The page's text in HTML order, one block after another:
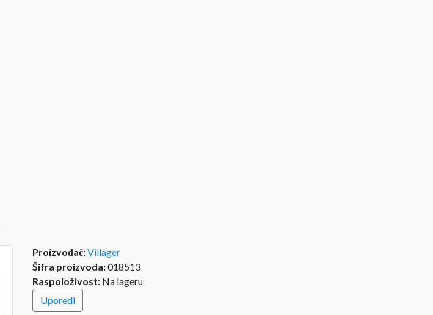
Proizvođač:Villager
Šifra proizvoda:018513
Raspoloživost: Na lageru
Uporedi